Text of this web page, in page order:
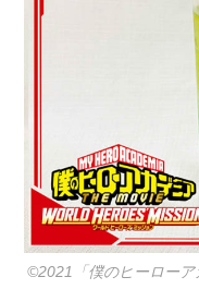
©2021「僕のヒーロー